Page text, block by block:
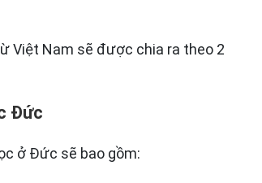
Việt Nam sẽ được chia ra theo 2
Đức
ở Đức sẽ bao gồm: